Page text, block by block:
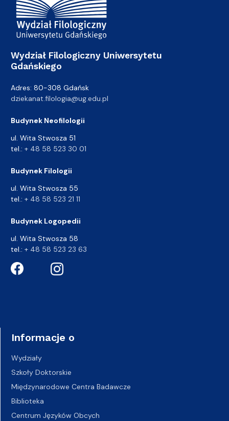
Wydział Filologiczny Uniwersytetu
Gdańskiego
Adres: 80-308 Gdańsk
dziekanat.filologia@ug.edu.pl
Budynek Neofilologii
ul. Wita Stwosza 51
tel.: + 48 58 523 30 01
Budynek Filologii
ul. Wita Stwosza 55
tel.: + 48 58 523 21 11
Budynek Logopedii
ul. Wita Stwosza 58
tel.: + 48 58 523 23 63
Informacje o
Wydziały
Szkoły Doktorskie
Międzynarodowe Centra Badawcze
Biblioteka
Centrum Języków Obcych